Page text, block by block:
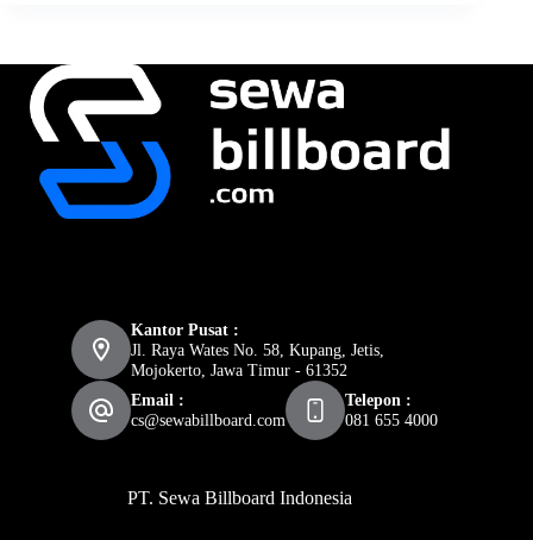
Kantor Pusat :
Jl. Raya Wates No. 58, Kupang, Jetis,
Mojokerto, Jawa Timur - 61352
Email :
cs@sewabillboard.com
Telepon :
081 655 4000
PT. Sewa Billboard Indonesia